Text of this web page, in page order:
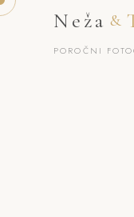
Neža &
POROČNI